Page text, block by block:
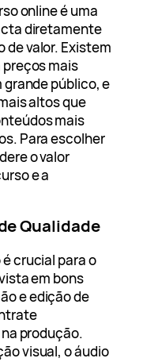
online é uma
diretamente
de valor. Existem
mais
público, e
altos que
mais
Para escolher
o valor
e a
Qualidade
crucial para o
em bons
e edição de
produção.
visual, o áudio